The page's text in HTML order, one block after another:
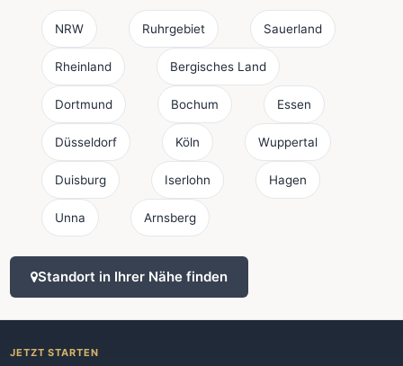
NRW Ruhrgebiet Sauerland
Rheinland Bergisches Land
Dortmund Bochum Essen
Düsseldorf Köln Wuppertal
Duisburg Iserlohn Hagen
Unna Arnsberg
Standort in Ihrer Nähe finden
JETZT STARTEN